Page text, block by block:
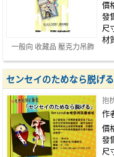
一般向 收藏品 壓克力吊飾
價
發
尺
材
センセイのためなら脱げる
抱
作
價
發
尺